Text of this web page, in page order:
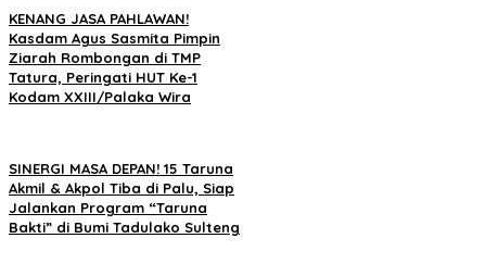
KENANG JASA PAHLAWAN!
Kasdam Agus Sasmita Pimpin
Ziarah Rombongan di TMP
Tatura, Peringati HUT Ke-1
Kodam XXIII/Palaka Wira
SINERGI MASA DEPAN! 15 Taruna
Akmil & Akpol Tiba di Palu, Siap
Jalankan Program “Taruna
Bakti” di Bumi Tadulako Sulteng